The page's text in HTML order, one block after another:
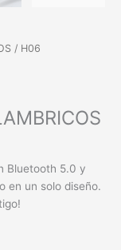
/ H06
Bluetooth 5.0 y
en un solo diseño.